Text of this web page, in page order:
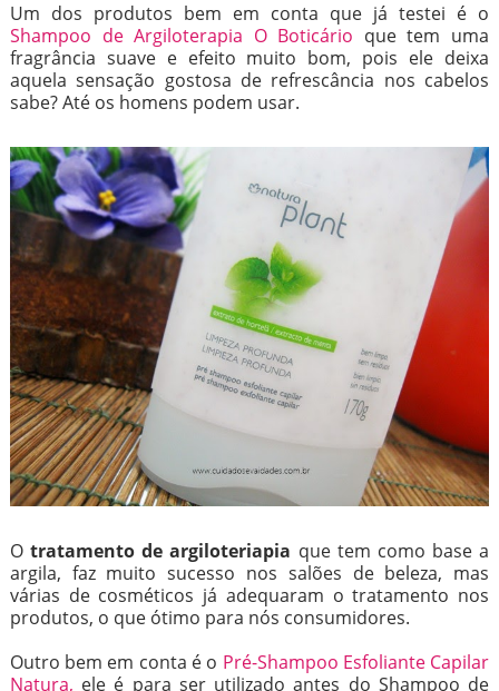
Um dos produtos bem em conta que já testei é o
Shampoo de Argiloterapia O Boticário que tem uma
fragrância suave e efeito muito bom, pois ele deixa
aquela sensação gostosa de refrescância nos cabelos
sabe? Até os homens podem usar.
Otratamento de argiloteriapia que tem como base a
argila, faz muito sucesso nos salões de beleza, mas
várias de cosméticos já adequaram o tratamento nos
produtos, o que ótimo para nós consumidores.
Outro bem em conta é o Pré-Shampoo Esfoliante Capilar
Natura, ele é para ser utilizado antes do Shampoo de